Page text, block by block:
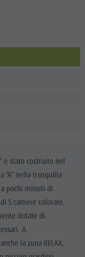
è stato costruito nel
“A” nella tranquilla
a pochi minuti di
5 camere colorate,
dotate di
A
la zona RELAX,